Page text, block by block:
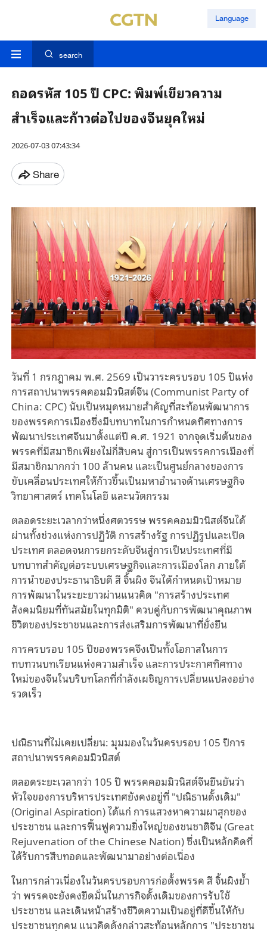
Language
search
ถอดรหัส 105 ปี CPC: พิมพ์เขียวความ
สำเร็จและก้าวต่อไปของจีนยุคใหม่
2026-07-03 07:43:34
Share
วันที่ 1 กรกฎาคม พ.ศ. 2569 เป็นวาระครบรอบ 105 ปีแห่ง
การสถาปนาพรรคคอมมิวนิสต์จีน (Communist Party of
China: CPC) นับเป็นหมุดหมายสำคัญที่สะท้อนพัฒนาการ
ของพรรคการเมืองซึ่งมีบทบาทในการกำหนดทิศทางการ
พัฒนาประเทศจีนมาตั้งแต่ปี ค.ศ. 1921 จากจุดเริ่มต้นของ
พรรคที่มีสมาชิกเพียงไม่กี่สิบคน สู่การเป็นพรรคการเมืองที่
มีสมาชิกมากกว่า 100 ล้านคน และเป็นศูนย์กลางของการ
ขับเคลื่อนประเทศให้ก้าวขึ้นเป็นมหาอำนาจด้านเศรษฐกิจ
วิทยาศาสตร์ เทคโนโลยี และนวัตกรรม
ตลอดระยะเวลากว่าหนึ่งศตวรรษ พรรคคอมมิวนิสต์จีนได้
ผ่านทั้งช่วงแห่งการปฏิวัติ การสร้างรัฐ การปฏิรูปและเปิด
ประเทศ ตลอดจนการยกระดับจีนสู่การเป็นประเทศที่มี
บทบาทสำคัญต่อระบบเศรษฐกิจและการเมืองโลก ภายใต้
การนำของประธานาธิบดี สี จิ้นผิง จีนได้กำหนดเป้าหมาย
การพัฒนาในระยะยาวผ่านแนวคิด "การสร้างประเทศ
สังคมนิยมที่ทันสมัยในทุกมิติ" ควบคู่กับการพัฒนาคุณภาพ
ชีวิตของประชาชนและการส่งเสริมการพัฒนาที่ยั่งยืน
การครบรอบ 105 ปีของพรรคจึงเป็นทั้งโอกาสในการ
ทบทวนบทเรียนแห่งความสำเร็จ และการประกาศทิศทาง
ใหม่ของจีนในบริบทโลกที่กำลังเผชิญการเปลี่ยนแปลงอย่าง
รวดเร็ว
ปณิธานที่ไม่เคยเปลี่ยน: มุมมองในวันครบรอบ 105 ปีการ
สถาปนาพรรคคอมมิวนิสต์
ตลอดระยะเวลากว่า 105 ปี พรรคคอมมิวนิสต์จีนยืนยันว่า
หัวใจของการบริหารประเทศยังคงอยู่ที่ "ปณิธานดั้งเดิม"
(Original Aspiration) ได้แก่ การแสวงหาความผาสุกของ
ประชาชน และการฟื้นฟูความยิ่งใหญ่ของชนชาติจีน (Great
Rejuvenation of the Chinese Nation) ซึ่งเป็นหลักคิดที่
ได้รับการสืบทอดและพัฒนามาอย่างต่อเนื่อง
ในการกล่าวเนื่องในวันครบรอบการก่อตั้งพรรค สี จิ้นผิงย้ำ
ว่า พรรคจะยังคงยึดมั่นในภารกิจดั้งเดิมของการรับใช้
ประชาชน และเดินหน้าสร้างชีวิตความเป็นอยู่ที่ดีขึ้นให้กับ
ประชาชนทุกคน แนวคิดดังกล่าวสะท้อนหลักการ "ประชาชน